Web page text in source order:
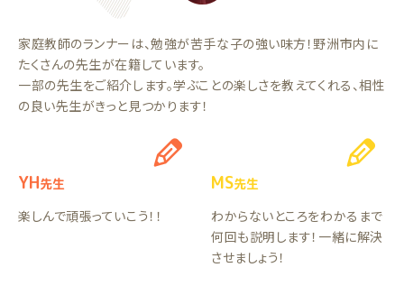
家庭教師のランナーは、勉強が苦手な子の強い味方！野洲市内に
たくさんの先生が在籍しています。
一部の先生をご紹介します。学ぶことの楽しさを教えてくれる、相性
の良い先生がきっと見つかります！
YH先生
楽しんで頑張っていこう！！
MS先生
わからないところをわかるまで
何回も説明します！一緒に解決
させましょう！